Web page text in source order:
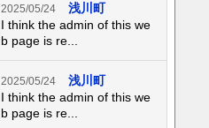
2025/05/24
浅川町
I think the admin of this we
b page is re...
2025/05/24
浅川町
I think the admin of this we
b page is re...